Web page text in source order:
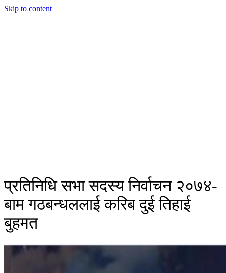
Skip to content
प्रतिनिधि सभा सदस्य निर्वाचन २०७४-
बाम गठबन्धललाई करिब दुई तिहाई
बुहमत